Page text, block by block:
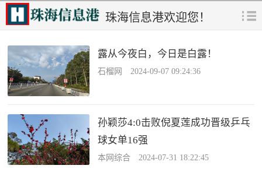
珠海信息港欢迎您！
露从今夜白，今日是白露！
石榴网 2024-09-07 09:24:36
孙颖莎4:0击败倪夏莲成功晋级乒乓
球女单16强
本网综合 2024-07-31 18:22:45